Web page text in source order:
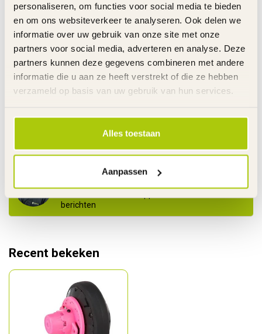
personaliseren, om functies voor social media te bieden
en om ons websiteverkeer te analyseren. Ook delen we
informatie over uw gebruik van onze site met onze
partners voor social media, adverteren en analyse. Deze
partners kunnen deze gegevens combineren met andere
informatie die u aan ze heeft verstrekt of die ze hebben
verzameld op basis van uw gebruik van hun services.
Alles toestaan
Aanpassen
RAZOR RIJDEND SPEELGOED
Razor Compleet Achterwiel
Riprider Lightshow -
W20036515048
Op voorraad
€29,95
€19,95
RAZOR RIJDEND SPEELGOED
€129,00
Heeft u vragen over dit product?
berichten
Recent bekeken